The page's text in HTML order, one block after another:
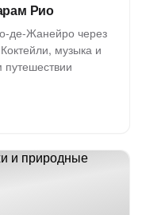
Рио
де-Жанейро через
музыка и
путешествии